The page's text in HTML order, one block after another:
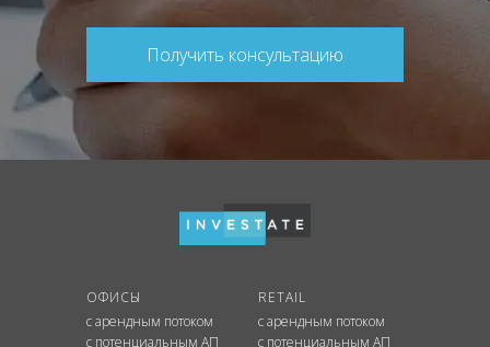
Получить консультацию
ОФИСЫ
с арендным потоком
с потенциальным АП
RETAIL
с арендным потоком
с потенциальным АП